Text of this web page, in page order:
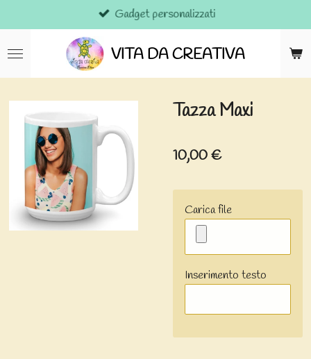
al
contenuto
VITA DA CREATIVA
Gadget personalizzati
Tazza Maxi
10,00 €
Carica file
Inserimento testo